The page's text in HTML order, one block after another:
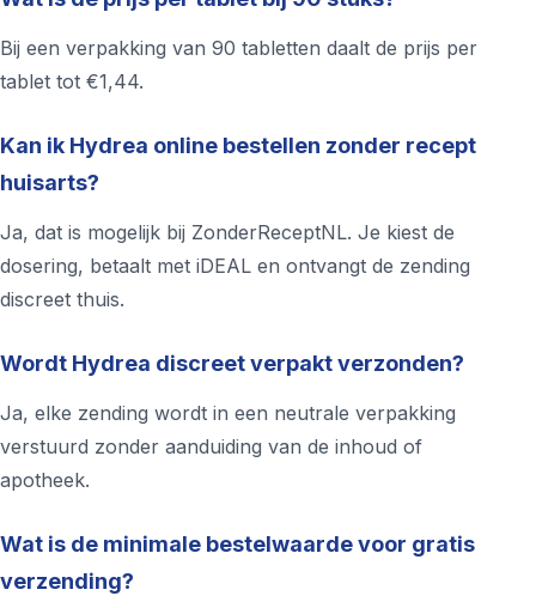
Bij een verpakking van 90 tabletten daalt de prijs per
tablet tot €1,44.
Kan ik Hydrea online bestellen zonder recept
huisarts?
Ja, dat is mogelijk bij ZonderReceptNL. Je kiest de
dosering, betaalt met iDEAL en ontvangt de zending
discreet thuis.
Wordt Hydrea discreet verpakt verzonden?
Ja, elke zending wordt in een neutrale verpakking
verstuurd zonder aanduiding van de inhoud of
apotheek.
Wat is de minimale bestelwaarde voor gratis
verzending?